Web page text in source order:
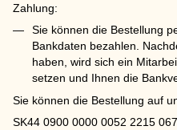
Zahlung:
Sie können die Bestellung
Bankdaten bezahlen.
haben, wird sich ein
setzen und Ihnen die
Sie können die Bestellung auf
SK44 0900 0000 0052 2215